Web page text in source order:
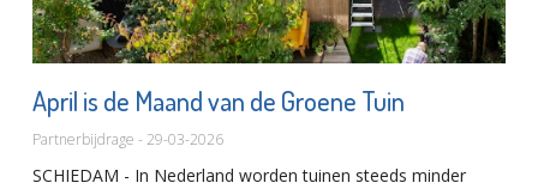
April is de Maand van de Groene Tuin
Partnerbijdrage - 29-03-2026
SCHIEDAM - In Nederland worden tuinen steeds minder